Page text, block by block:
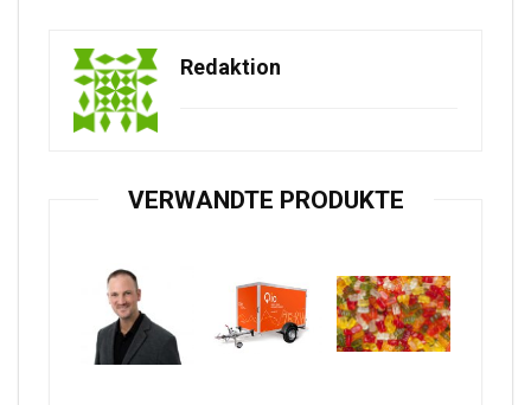
Redaktion
VERWANDTE PRODUKTE